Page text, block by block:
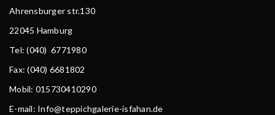
Ahrensburger str.130
22045 Hamburg
Tel: (040) 6771980
Fax: (040) 6681802
Mobil: 015730410290
E-mail: Info@teppichgalerie-isfahan.de